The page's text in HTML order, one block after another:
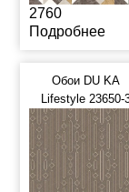
2760
Подробнее
Обои DU KA
Lifestyle 23650-